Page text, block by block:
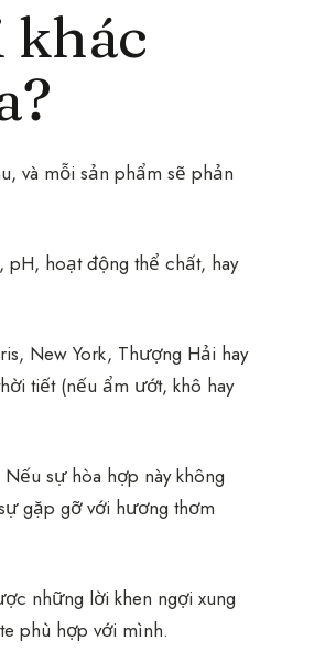
khác
và mỗi sản phẩm sẽ phản
pH, hoạt động thể chất, hay
New York, Thượng Hải hay
tiết (nếu ẩm ướt, khô hay
sự hòa hợp này không
gặp gỡ với hương thơm
những lời khen ngợi xung
phù hợp với mình.